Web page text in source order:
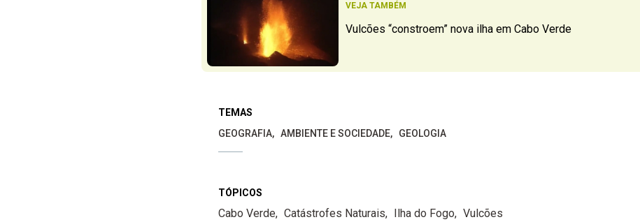
VEJA TAMBÉM
Vulcões “constroem” nova ilha em Cabo Verde
TEMAS
GEOGRAFIA
AMBIENTE E SOCIEDADE GEOLOGIA
TÓPICOS
Cabo Verde Catástrofes Naturais Ilha do Fogo Vulcões